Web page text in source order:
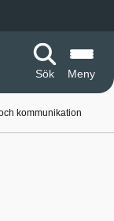
Sök
Meny
kommunikation